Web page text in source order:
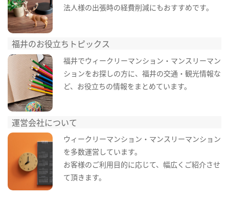
法人様の出張時の経費削減にもおすすめです。
福井のお役立ちトピックス
福井でウィークリーマンション・マンスリーマン
ションをお探しの方に、福井の交通・観光情報な
ど、お役立ちの情報をまとめています。
運営会社について
ウィークリーマンション・マンスリーマンション
を多数運営しています。
お客様のご利用目的に応じて、幅広くご紹介させ
て頂きます。